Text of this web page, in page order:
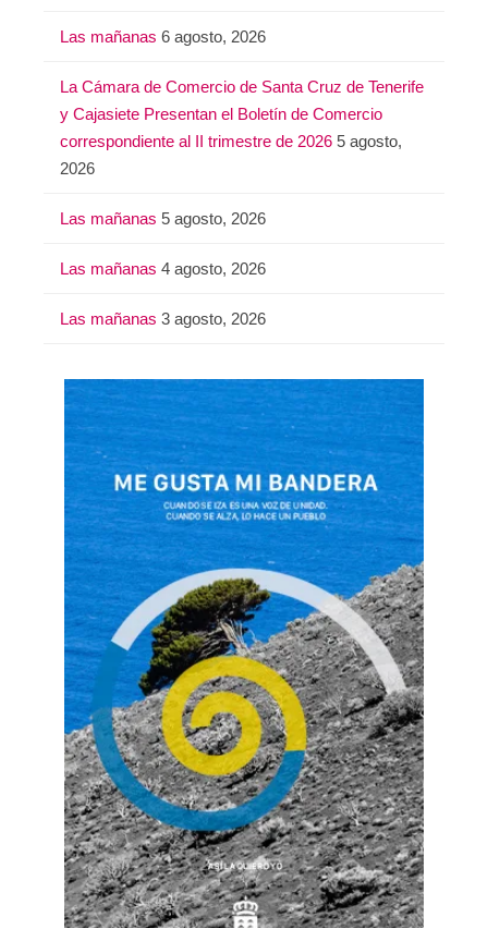
Las mañanas 6 agosto, 2026
La Cámara de Comercio de Santa Cruz de Tenerife
y Cajasiete Presentan el Boletín de Comercio
correspondiente al II trimestre de 2026 5 agosto,
2026
Las mañanas 5 agosto, 2026
Las mañanas 4 agosto, 2026
Las mañanas 3 agosto, 2026